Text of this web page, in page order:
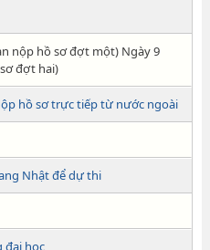
nộp hồ sơ đợt một) Ngày 9
đợt hai)
hồ sơ trực tiếp từ nước ngoài
Nhật để dự thi
đại học